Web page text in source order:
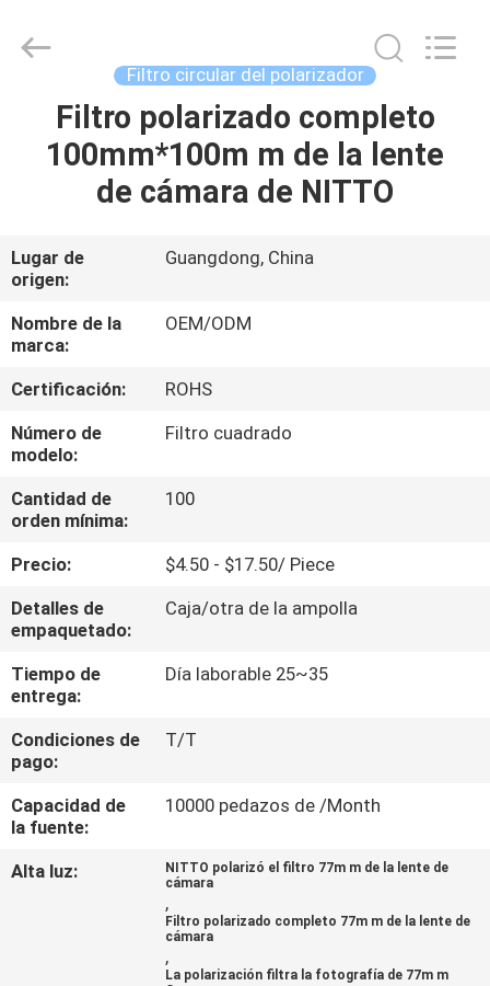
HOGAR
PRODUCTOS
SOBRE
NOSOTROS
VIAJE
DE
LA
DE
CALIDAD
ÉNTRENOS
EN
CONTACTO
CON
PIDA
Shadow
Technology
Filtro circular del polarizador
Filtro polarizado completo
100mm*100m m de la lente
de cámara de NITTO
Lugar de
origen:
Guangdong, China
Nombre de la
marca:
OEM/ODM
Certificación:
ROHS
Número de
modelo:
Filtro cuadrado
Cantidad de
orden mínima:
100
Precio:
$4.50 - $17.50/ Piece
Detalles de
empaquetado:
Caja/otra de la ampolla
Tiempo de
entrega:
Día laborable 25~35
Condiciones de
pago:
T/T
Capacidad de
la fuente:
10000 pedazos de /Month
Alta luz:
NITTO polarizó el filtro 77m m de la lente de
cámara
,
Filtro polarizado completo 77m m de la lente de
cámara
,
La polarización filtra la fotografía de 77m m